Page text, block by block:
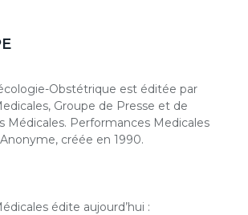
Obstétrique est éditée par
Groupe de Presse et de
Médicales. Performances Medicales
créée en 1990.
édite aujourd’hui :